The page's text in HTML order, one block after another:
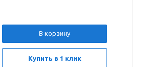
В корзину
Купить в 1 клик